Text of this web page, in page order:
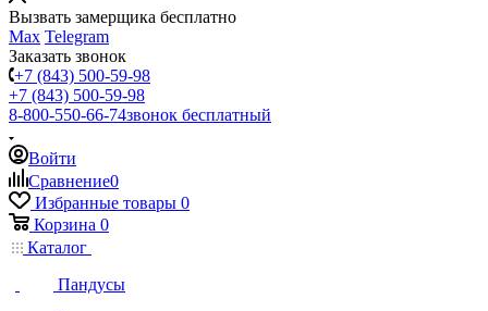
Вызвать замерщика бесплатно
Max Telegram
Заказать звонок
+7 (843) 500-59-98
+7 (843) 500-59-98
8-800-550-66-74звонок бесплатный
Войти
Сравнение0
Избранные товары 0
Корзина 0
Каталог
Пандусы